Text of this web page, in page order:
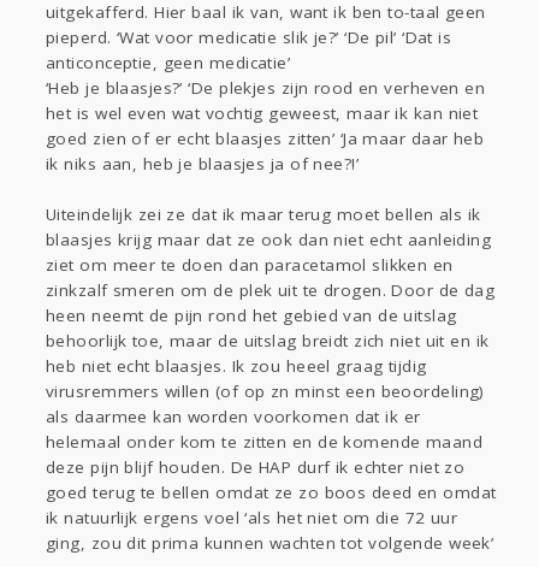
uitgekafferd. Hier baal ik van, want ik ben to-taal geen
pieperd. ‘Wat voor medicatie slik je?’ ‘De pil’ ‘Dat is
anticonceptie, geen medicatie’
‘Heb je blaasjes?’ ‘De plekjes zijn rood en verheven en
het is wel even wat vochtig geweest, maar ik kan niet
goed zien of er echt blaasjes zitten’ ‘Ja maar daar heb
ik niks aan, heb je blaasjes ja of nee?!’
Uiteindelijk zei ze dat ik maar terug moet bellen als ik
blaasjes krijg maar dat ze ook dan niet echt aanleiding
ziet om meer te doen dan paracetamol slikken en
zinkzalf smeren om de plek uit te drogen. Door de dag
heen neemt de pijn rond het gebied van de uitslag
behoorlijk toe, maar de uitslag breidt zich niet uit en ik
heb niet echt blaasjes. Ik zou heeel graag tijdig
virusremmers willen (of op zn minst een beoordeling)
als daarmee kan worden voorkomen dat ik er
helemaal onder kom te zitten en de komende maand
deze pijn blijf houden. De HAP durf ik echter niet zo
goed terug te bellen omdat ze zo boos deed en omdat
ik natuurlijk ergens voel ‘als het niet om die 72 uur
ging, zou dit prima kunnen wachten tot volgende week’